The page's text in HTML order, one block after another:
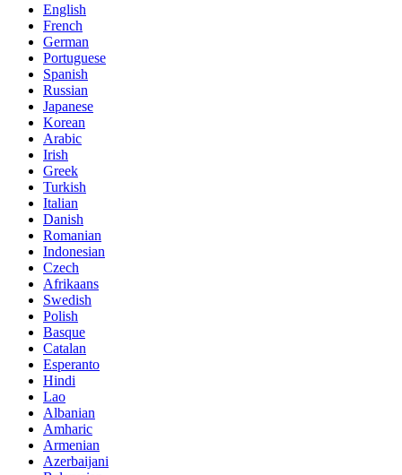
English
French
German
Portuguese
Spanish
Russian
Japanese
Korean
Arabic
Irish
Greek
Turkish
Italian
Danish
Romanian
Indonesian
Czech
Afrikaans
Swedish
Polish
Basque
Catalan
Esperanto
Hindi
Lao
Albanian
Amharic
Armenian
Azerbaijani